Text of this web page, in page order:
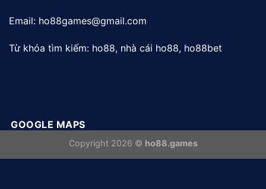
Email: ho88games@gmail.com
Từ khóa tìm kiếm: ho88, nhà cái ho88, ho88bet
GOOGLE MAPS
Copyright 2026 © ho88.games